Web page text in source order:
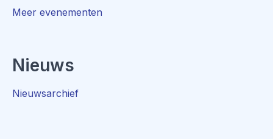
Meer evenementen
Nieuws
Nieuwsarchief